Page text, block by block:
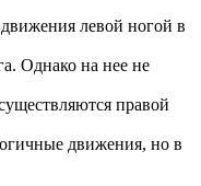
левой ногой в
Однако на нее не
правой
движения, но в